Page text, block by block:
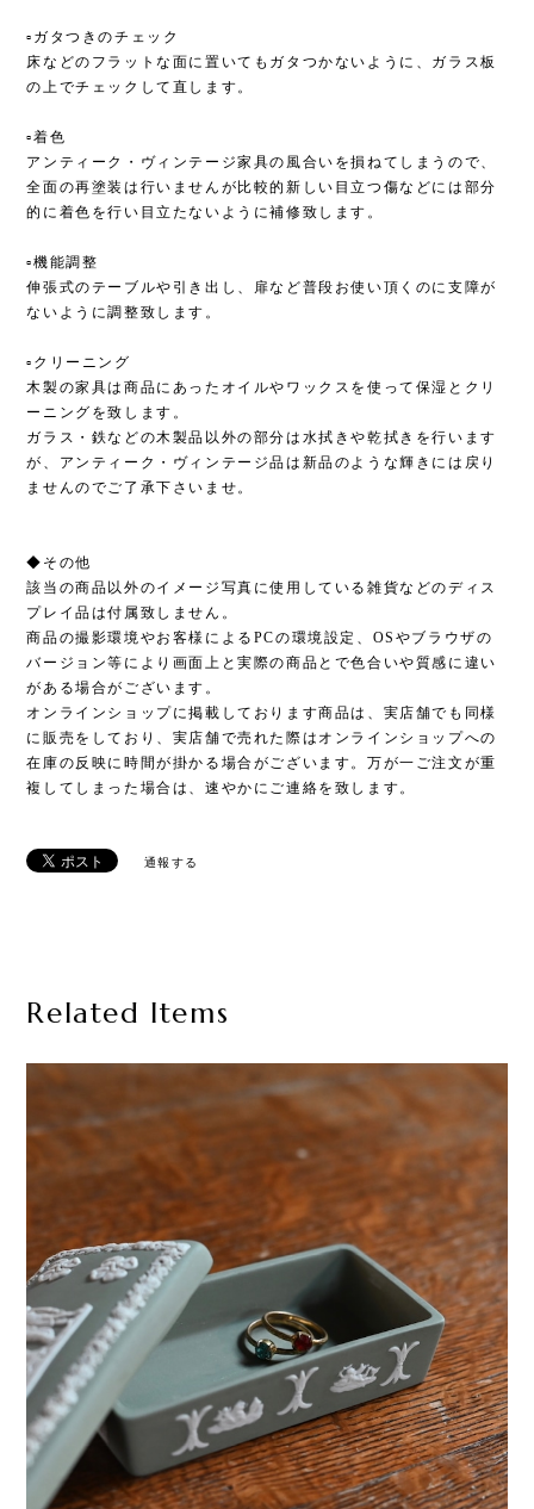
▫︎ガタつきのチェック
床などのフラットな面に置いてもガタつかないように、ガラス板
の上でチェックして直します。
▫︎着色
アンティーク・ヴィンテージ家具の風合いを損ねてしまうので、
全面の再塗装は行いませんが比較的新しい目立つ傷などには部分
的に着色を行い目立たないように補修致します。
▫︎機能調整
伸張式のテーブルや引き出し、扉など普段お使い頂くのに支障が
ないように調整致します。
▫︎クリーニング
木製の家具は商品にあったオイルやワックスを使って保湿とクリ
ーニングを致します。
ガラス・鉄などの木製品以外の部分は水拭きや乾拭きを行います
が、アンティーク・ヴィンテージ品は新品のような輝きには戻り
ませんのでご了承下さいませ。
◆その他
該当の商品以外のイメージ写真に使用している雑貨などのディス
プレイ品は付属致しません。
商品の撮影環境やお客様によるPCの環境設定、OSやブラウザの
バージョン等により画面上と実際の商品とで色合いや質感に違い
がある場合がございます。
オンラインショップに掲載しております商品は、実店舗でも同様
に販売をしており、実店舗で売れた際はオンラインショップへの
在庫の反映に時間が掛かる場合がございます。万が一ご注文が重
複してしまった場合は、速やかにご連絡を致します。
通報する
Related Items